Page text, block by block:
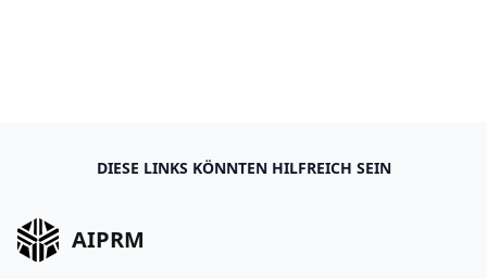
DIESE LINKS KÖNNTEN HILFREICH SEIN
AIPRM